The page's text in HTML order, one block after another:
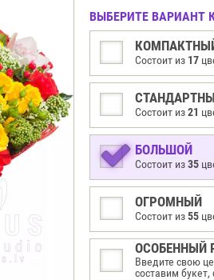
ВЫБЕРИТЕ ВАРИАНТ
Состоит из 17
Состоит из21
БОЛЬШОЙ
Состоит из35
ОГРОМНЫЙ
Состоит из55
ОСОБЕННЫЙ
Введите свою
составим